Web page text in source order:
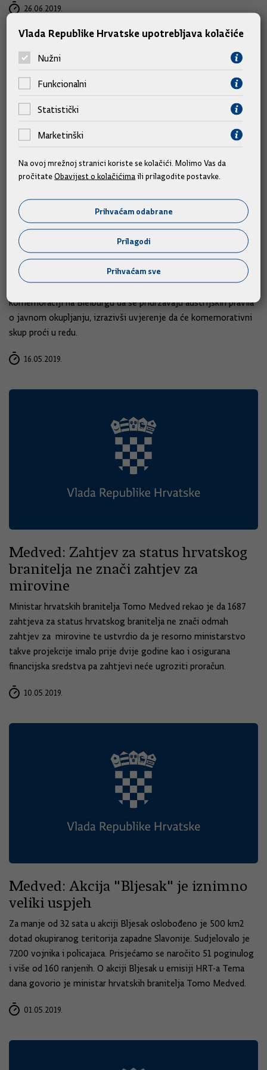
26.06.2019.
Medved: Objavit ćemo cjelovitu sliku
o braniteljskim mirovinama,
tendenciozno i netočno se
manipulira tim brojkama
Ministar hrvatskih branitelja Tomo Medved u četvrtak je uoči
komemoraciji na Bleiburgu da se pridržavaju austrijskih pravila
o javnom okupljanju, izrazivši uvjerenje da će komemorativni
skup proći u redu.
16.05.2019.
Medved: Zahtjev za status hrvatskog
branitelja ne znači zahtjev za
mirovine
Ministar hrvatskih branitelja Tomo Medved rekao je da 1687
zahtjeva za status hrvatskog branitelja ne znači odmah
zahtjev za mirovine te ustvrdio da je resorno ministarstvo
takve projekcije imalo prije dvije godine kao i osigurana
financijska sredstva pa zahtjevi neće ugroziti proračun.
10.05.2019.
Medved: Akcija "Bljesak" je iznimno
veliki uspjeh
Za manje od 32 sata u akciji Bljesak oslobođeno je 500 km2
dotad okupiranog teritorija zapadne Slavonije. Sudjelovalo je
7200 vojnika i policajaca. Prisjećamo se naročito 51 poginulog
i više od 160 ranjenih. O akciji Bljesak u emisiji HRT-a Tema
dana govorio je ministar hrvatskih branitelja Tomo Medved.
01.05.2019.
Vlada Republike Hrvatske upotrebljava kolačiće
Nužni
Funkcionalni
Statistički
Marketinški
Na ovoj mrežnoj stranici koriste se kolačići. Molimo Vas da
pročitateObavijest o kolačićimaili prilagodite postavke.
Prihvaćam odabrane
Prilagodi
Prihvaćam sve